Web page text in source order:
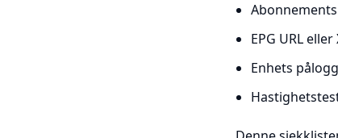
EPG URL
Enhets